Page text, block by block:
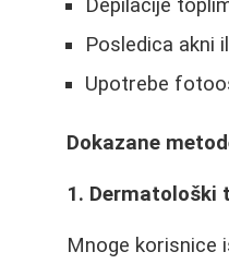
Depilacije
Posledica akni
Upotrebe
Dokazane
1. Dermatološki
Mnoge korisnice